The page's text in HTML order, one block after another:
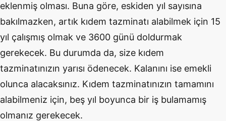
eklenmiş olması. Buna göre, eskiden yıl sayısına
bakılmazken, artık kıdem tazminatı alabilmek için 15
yıl çalışmış olmak ve 3600 günü doldurmak
gerekecek. Bu durumda da, size kıdem
tazminatınızın yarısı ödenecek. Kalanını ise emekli
olunca alacaksınız. Kıdem tazminatınızın tamamını
alabilmeniz için, beş yıl boyunca bir iş bulamamış
olmanız gerekecek.